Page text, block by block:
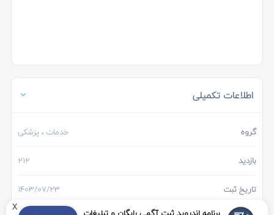
اطلاعات تکمیلی
گروه خدمات ، پزشکی
بازدید 212
تاریخ ثبت 1403/07/23
x